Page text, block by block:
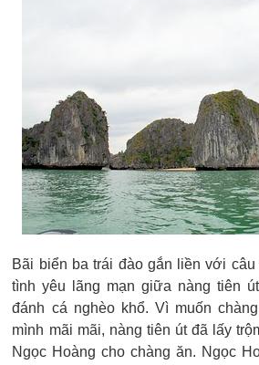
Bãi biển ba trái đào gắn liền với câu
tình yêu lãng mạn giữa nàng tiên
đánh cá nghèo khổ. Vì muốn
mình mãi mãi, nàng tiên út đã lấy
Ngọc Hoàng cho chàng ăn. Ngọc